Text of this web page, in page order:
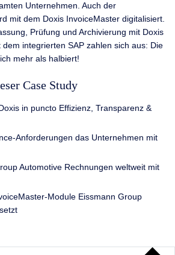
Unternehmen. Auch der
mit dem Doxis InvoiceMaster digitalisiert.
Prüfung und Archivierung mit Doxis
integrierten SAP zahlen sich aus: Die
mehr als halbiert!
Case Study
in puncto Effizienz, Transparenz &
Anforderungen das Unternehmen mit
Automotive Rech­nungen weltweit mit
Module Eissmann Group